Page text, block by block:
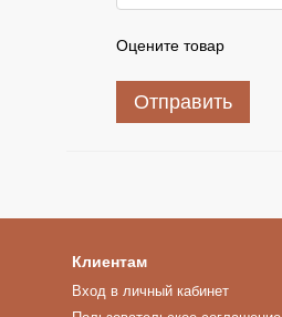
Оцените товар
Отправить
Клиентам
Вход в личный кабинет